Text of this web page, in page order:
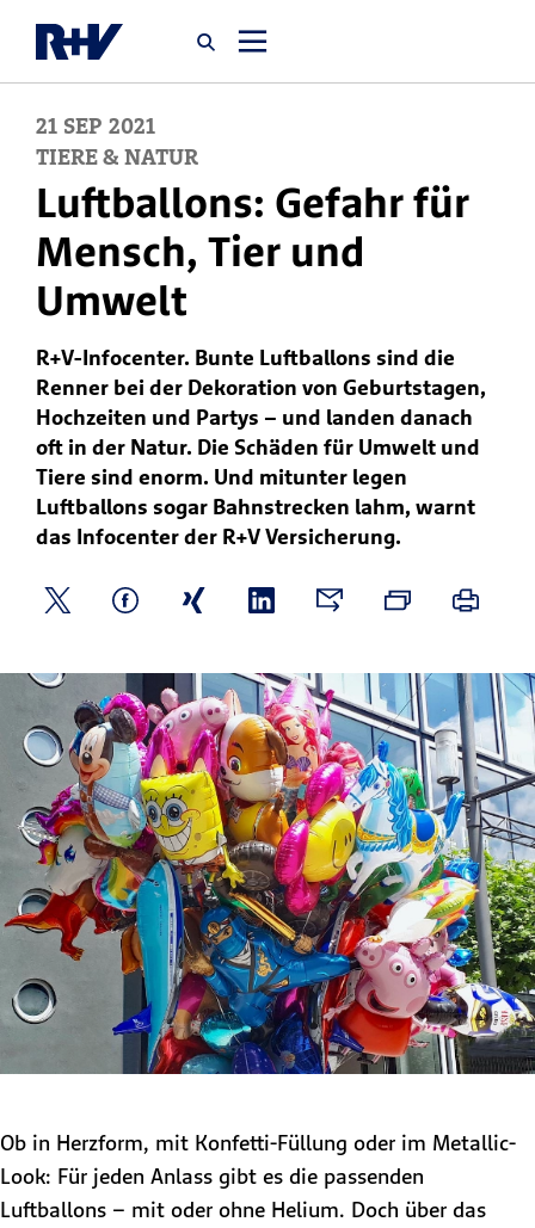
Startseite
Newsroom
Über uns
Karriere
Jobsuche
21 SEP 2021
TIERE & NATUR
Luftballons: Gefahr für
Mensch, Tier und
Umwelt
R+V-Infocenter. Bunte Luftballons sind die
Renner bei der Dekoration von Geburtstagen,
Hochzeiten und Partys – und landen danach
oft in der Natur. Die Schäden für Umwelt und
Tiere sind enorm. Und mitunter legen
Luftballons sogar Bahnstrecken lahm, warnt
das Infocenter der R+V Versicherung.
Ob in Herzform, mit Konfetti-Füllung oder im Metallic-
Look: Für jeden Anlass gibt es die passenden
Luftballons – mit oder ohne Helium. Doch über das